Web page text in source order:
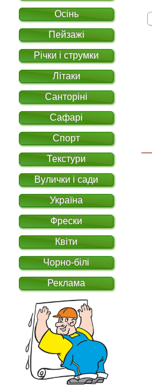
Осінь
Пейзажі
Річки і струмки
Літаки
Санторіні
Сафарі
Спорт
Текстури
Вулички і сади
Україна
Фрески
Квіти
Чорно-білі
Реклама